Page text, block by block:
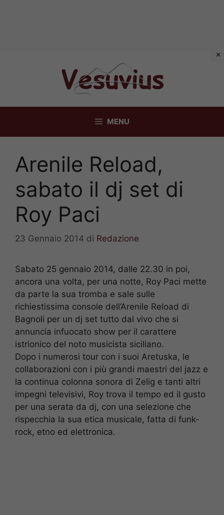
MENU
Arenile Reload,
sabato il dj set di
Roy Paci
23 Gennaio 2014 di Redazione
Sabato 25 gennaio 2014, dalle 22.30 in poi,
ancora una volta, per una notte, Roy Paci mette
da parte la sua tromba e sale sulle
richiestissima console dell’Arenile Reload di
Bagnoli per un dj set tutto dal vivo che si
annuncia infuocato show per il carattere
istrionico del noto musicista siciliano.
Dopo i numerosi tour con i suoi Aretuska, le
collaborazioni con i più grandi maestri del jazz e
la continua colonna sonora di Zelig e tanti altri
impegni televisivi, Roy trova il tempo ed il gusto
per una serata da dj, con una selezione che
rispecchia la sua etica musicale, fatta di funk-
rock, etno ed elettronica.